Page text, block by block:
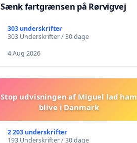
Sænk fartgrænsen på Rørvigvej
303 underskrifter
303 Underskrifter / 30 dage
4 Aug 2026
Stop udvisningen af Miguel lad ham
blive i Danmark
2 203 underskrifter
193 Underskrifter / 30 dage